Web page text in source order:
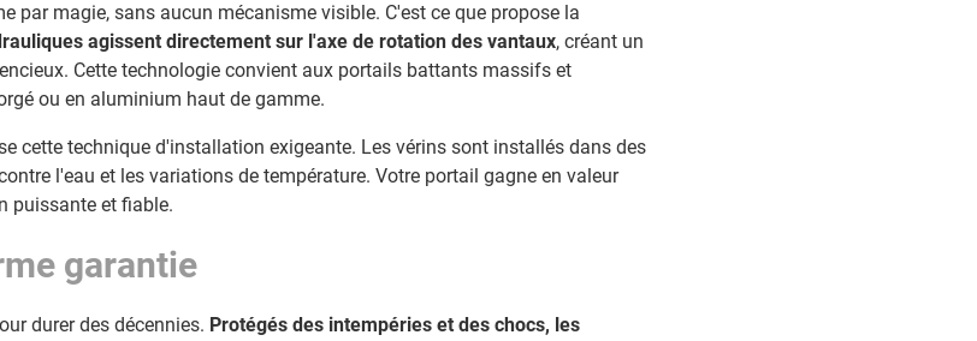
par magie, sans aucun mécanisme visible. C'est ce que propose la
agissent directement sur l'axe de rotation des vantaux, créant un
Cette technologie convient aux portails battants massifs et
ou en aluminium haut de gamme.
cette technique d'installation exigeante. Les vérins sont installés dans des
l'eau et les variations de température. Votre portail gagne en valeur
puissante et fiable.
garantie
durer des décennies. Protégés des intempéries et des chocs, les